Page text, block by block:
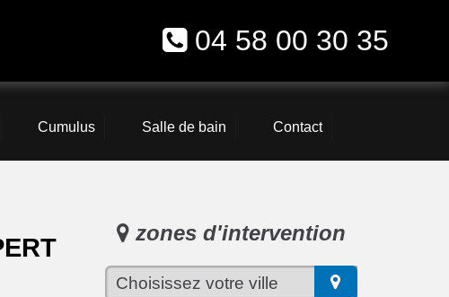
04 58 00 30 35
Cumulus Salle de bain Contact
zones d'intervention